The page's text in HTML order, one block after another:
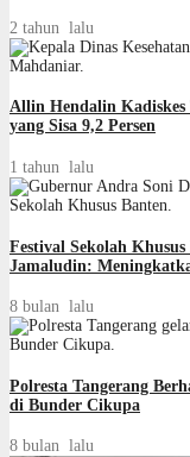
2 tahun lalu
Allin Hendalin Kadiskes
yang Sisa 9,2 Persen
1 tahun lalu
Festival Sekolah
Jamaludin:
8 bulan lalu
Polresta Tangerang
di Bunder Cikupa
8 bulan lalu